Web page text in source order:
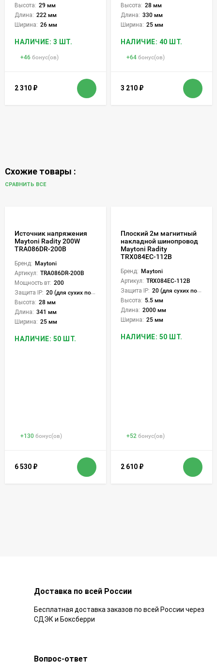
Высота: 29 мм
Длина: 222 мм
Ширина: 26 мм
НАЛИЧИЕ: 3 ШТ.
+46 бонус(ов)
2 310 ₽
Высота: 28 мм
Длина: 330 мм
Ширина: 25 мм
НАЛИЧИЕ: 40 ШТ.
+64 бонус(ов)
3 210 ₽
Схожие товары :
СРАВНИТЬ ВСЕ
Источник напряжения
Maytoni Radity 200W
TRA086DR-200B
Бренд: Maytoni
Артикул: TRA086DR-200B
Мощность вт: 200
Защита IP: 20 (для сухих пом.)
Высота: 28 мм
Длина: 341 мм
Ширина: 25 мм
НАЛИЧИЕ: 50 ШТ.
+130 бонус(ов)
6 530 ₽
Плоский 2м магнитный
накладной шинопровод
Maytoni Radity
TRX084EC-112B
Бренд: Maytoni
Артикул: TRX084EC-112B
Защита IP: 20 (для сухих пом.)
Высота: 5.5 мм
Длина: 2000 мм
Ширина: 25 мм
НАЛИЧИЕ: 50 ШТ.
+52 бонус(ов)
2 610 ₽
Доставка по всей России
Бесплатная доставка заказов по всей России через
СДЭК и Боксберри
Вопрос-ответ